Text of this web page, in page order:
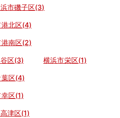
市磯子区(3)
北区(4)
南区(2)
区(3) 横浜市栄区(1)
区(4)
幸区(1)
津区(1)